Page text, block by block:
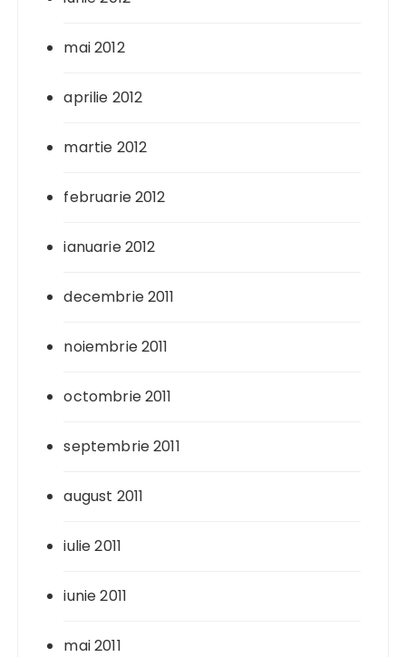
mai 2012
aprilie 2012
martie 2012
februarie 2012
ianuarie 2012
decembrie 2011
noiembrie 2011
octombrie 2011
septembrie 2011
august 2011
iulie 2011
iunie 2011
mai 2011